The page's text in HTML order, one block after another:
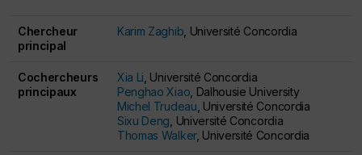
Chercheur
principal
Karim Zaghib , Université Concordia
Cochercheurs
principaux
Xia Li , Université Concordia
Penghao Xiao , Dalhousie University
Michel Trudeau , Université Concordia
Sixu Deng , Université Concordia
Thomas Walker, Université Concordia